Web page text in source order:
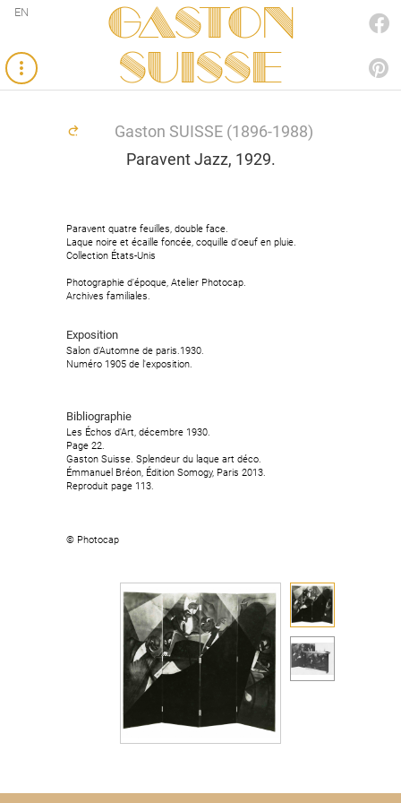
Gaston
SUISSE
EN
Gaston SUISSE (1896-1988)
Paravent Jazz, 1929.
Paravent quatre feuilles, double face.
Laque noire et écaille foncée, coquille d'oeuf en pluie.
Collection États-Unis
Photographie d'époque, Atelier Photocap.
Archives familiales.
Exposition
Salon d'Automne de paris.1930.
Numéro 1905 de l'exposition.
Bibliographie
Les Échos d'Art, décembre 1930.
Page 22.
Gaston Suisse. Splendeur du laque art déco.
Émmanuel Bréon, Édition Somogy, Paris 2013.
Reproduit page 113.
© Photocap
Paravent quatre feuilles, double face.
Laque noire et écaille foncée, coquille d'oeuf en pluie.
Collection États-Unis
Photographie d'époque, Atelier Photocap.
Archives familiales.
Exposition
Salon d'Automne de paris.1930.
Numéro 1905 de l'exposition.
Bibliographie
Les Échos d'Art, décembre 1930.
Page 22.
Gaston Suisse. Splendeur du laque art déco.
Émmanuel Bréon, Édition Somogy, Paris 2013.
Reproduit page 113.
© Photocap